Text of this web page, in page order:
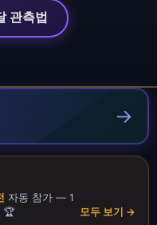
관측법
→
자동 참가 — 1
🏆
모두 보기 →